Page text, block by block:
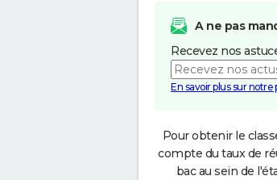
A ne pas
Recevez nos
En savoir plus sur
Pour obtenir le
compte du taux de
bac au sein de